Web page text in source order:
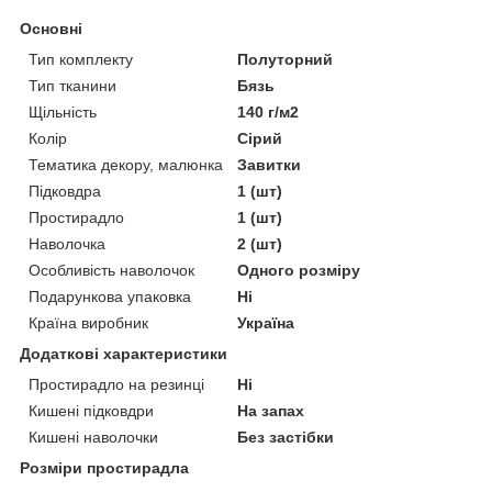
Основні
Тип комплекту
Полуторний
Тип тканини
Бязь
Щільність
140 г/м2
Колір
Сірий
Тематика декору, малюнка
Завитки
Підковдра
1 (шт)
Простирадло
1 (шт)
Наволочка
2 (шт)
Особливість наволочок
Одного розміру
Подарункова упаковка
Ні
Країна виробник
Україна
Додаткові характеристики
Простирадло на резинці
Ні
Кишені підковдри
На запах
Кишені наволочки
Без застібки
Розміри простирадла